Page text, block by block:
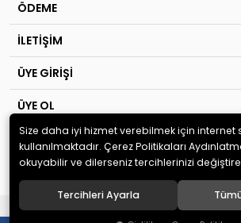
ÖDEME
İLETİŞİM
ÜYE GİRİŞİ
ÜYE OL
© 2020 TIP KİM SAN Ltd.Şti . Tüm
Yeni Nesil E-Ticaret Sistemleri
Size daha iyi hizmet verebilmek için internet
kullanılmaktadır. Çerez Politikaları
okuyabilir ve dilerseniz tercihlerinizi
Tercihleri Ayarla